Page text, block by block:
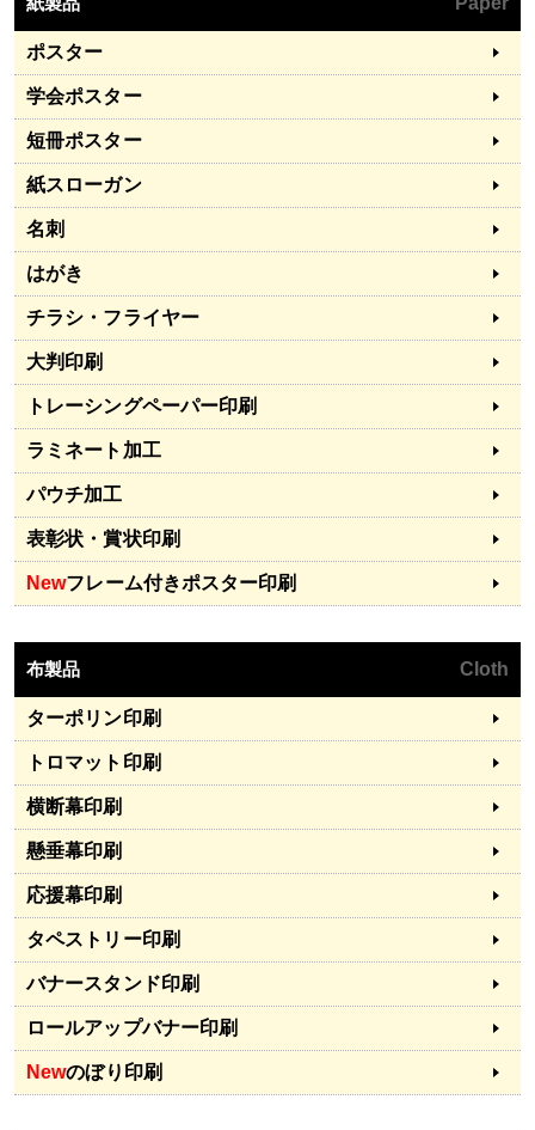
ポスター
学会ポスター
短冊ポスター
紙スローガン
名刺
はがき
チラシ・フライヤー
大判印刷
トレーシングペーパー印刷
ラミネート加工
パウチ加工
表彰状・賞状印刷
Newフレーム付きポスター印刷
布製品 Cloth
ターポリン印刷
トロマット印刷
横断幕印刷
懸垂幕印刷
応援幕印刷
タペストリー印刷
バナースタンド印刷
ロールアップバナー印刷
Newのぼり印刷